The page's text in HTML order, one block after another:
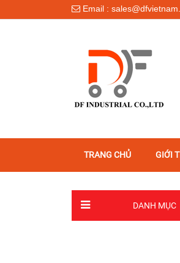
Email :
TRANG CHỦ GIỚI
DANH MỤC